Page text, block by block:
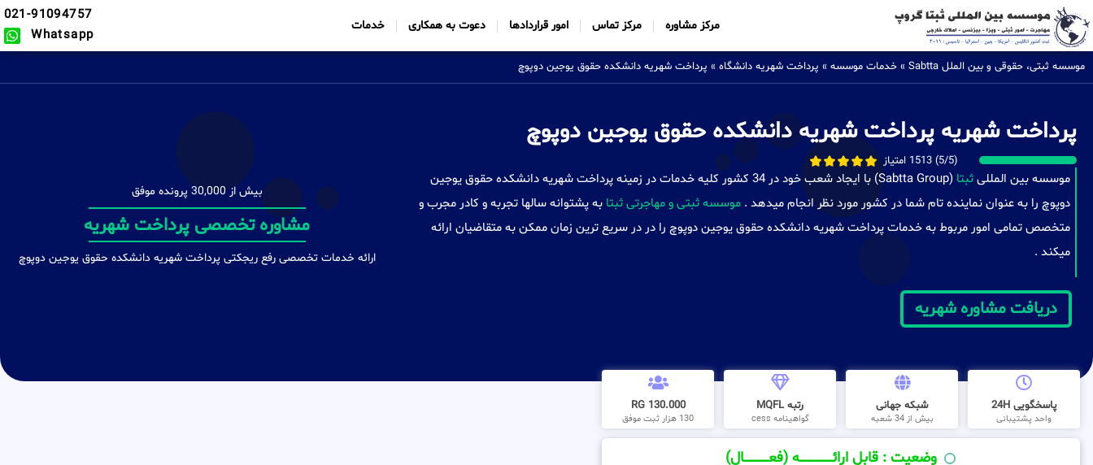
مرکز مشاوره مرکز تماس امور قراردادها دعوت به همکاری خدمات
021-91094757
Whatsapp
موسسه ثبتی، حقوقی و بین الملل Sabtta » خدمات موسسه » پرداخت شهریه دانشگاه » پرداخت شهریه دانشکده حقوق یوجین دوپوچ
پرداخت شهریه پرداخت شهریه دانشکده حقوق یوجین دوپوچ
(5/5) 1513 امتیاز
موسسه بین المللیثبتا
(Sabtta Group) با ایجاد شعب خود در 34 کشور کلیه خدمات در زمینه پرداخت شهریه دانشکده حقوق یوجین
دوپوچ را به عنوان نماینده تام شما در کشور مورد نظر انجام میدهد . موسسه ثبتی و مهاجرتی ثبتا به پشتوانه سالها تجربه و کادر مجرب و
متخصص تمامی امور مربوط به خدمات پرداخت شهریه دانشکده حقوق یوجین دوپوچ را در در سریع ترین زمان ممکن به متقاضیان ارائه
میکند .
دریافت مشاوره شهریه
بیش از 30,000 پرونده موفق
دفاعیه های تخصصی
ارائه خدمات تخصصی رفع ریجکتی پرداخت شهریه دانشکده حقوق یوجین دوپوچ
پاسخگویی 24H
واحد پشتیبانی
شبکه جهانی
بیش از 34 شعبه
رتبه MQFL
گواهینامه cess
130.000 RG
130 هزار ثبت موفق
وضعیت : قابل ارائــــــــــــــــــــه (فعـــــــــــــــال)